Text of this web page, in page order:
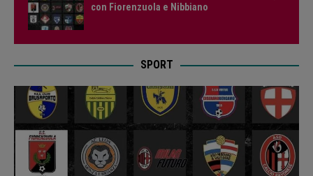
con Fiorenzuola e Nibbiano
SPORT